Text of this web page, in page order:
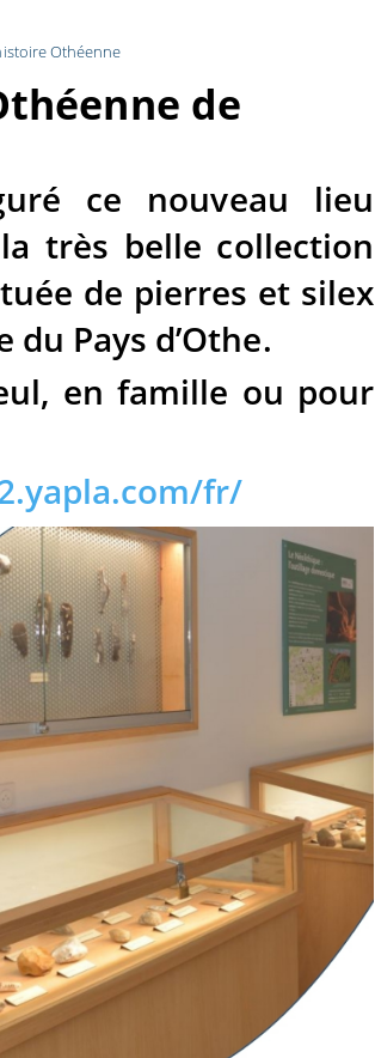
Othéenne
de
ce nouveau lieu
très belle collection
de pierres et silex
Pays d’Othe.
en famille ou pour
fr/